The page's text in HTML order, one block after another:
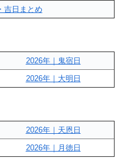
吉日まとめ
2026年｜鬼宿日
2026年｜大明日
2026年｜天恩日
2026年｜月徳日